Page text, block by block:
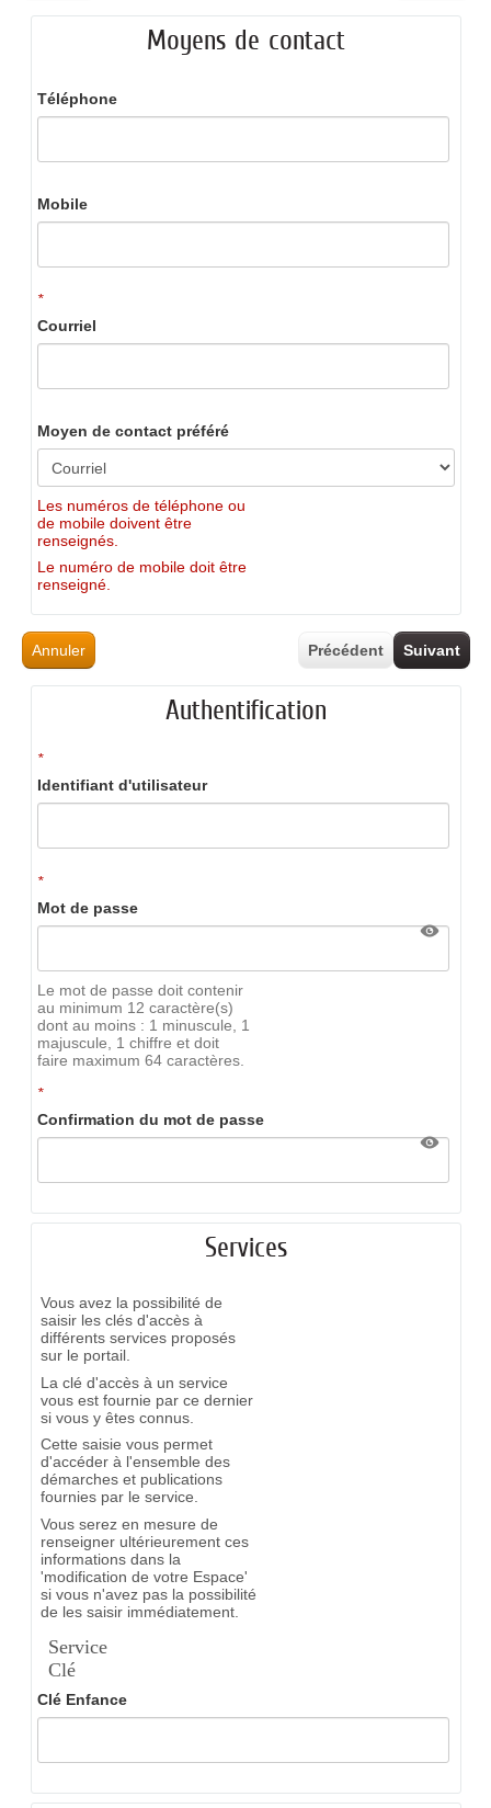
Moyens de contact
Téléphone
Mobile
*
Courriel
Moyen de contact préféré
Les numéros de téléphone ou
de mobile doivent être
renseignés.
Le numéro de mobile doit être
renseigné.
Annuler Suivant
Précédent
Authentification
*
Identifiant d'utilisateur
*
Mot de passe
Le mot de passe doit contenir
au minimum 12 caractère(s)
dont au moins : 1 minuscule, 1
majuscule, 1 chiffre et doit
faire maximum 64 caractères.
*
Confirmation du mot de passe
Services
Vous avez la possibilité de
saisir les clés d'accès à
différents services proposés
sur le portail.
La clé d'accès à un service
vous est fournie par ce dernier
si vous y êtes connus.
Cette saisie vous permet
d'accéder à l'ensemble des
démarches et publications
fournies par le service.
Vous serez en mesure de
renseigner ultérieurement ces
informations dans la
'modification de votre Espace'
si vous n'avez pas la possibilité
de les saisir immédiatement.
Service
Clé
Clé Enfance